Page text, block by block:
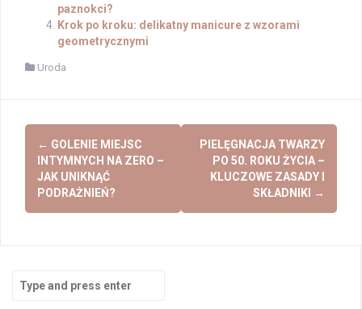
paznokci?
Krok po kroku: delikatny manicure z wzorami
geometrycznymi
Uroda
Post
navigation
← GOLENIE MIEJSC
INTYMNYCH NA ZERO –
JAK UNIKNĄĆ
PODRAŻNIEŃ?
PIELĘGNACJA TWARZY
PO 50. ROKU ŻYCIA –
KLUCZOWE ZASADY I
SKŁADNIKI
→
for: